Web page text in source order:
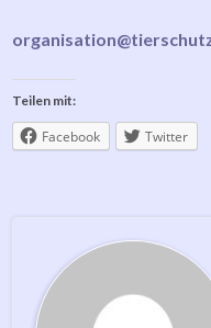
Teilen mit:
Facebook Twitter